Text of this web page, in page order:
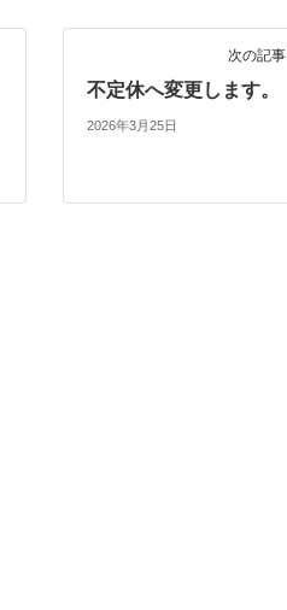
次の記事
不定休へ変更します。
2026年3月25日